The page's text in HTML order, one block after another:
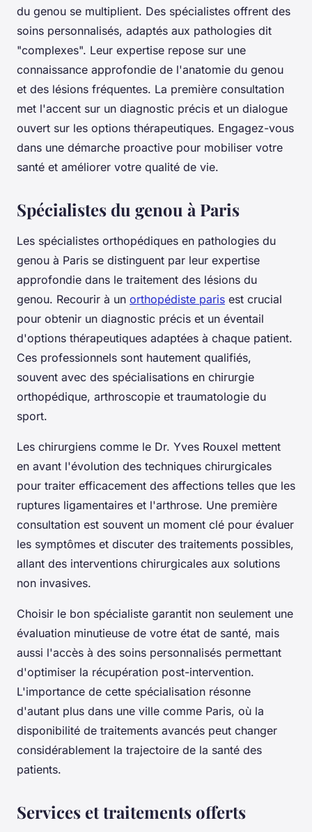
du genou se multiplient. Des spécialistes offrent des
soins personnalisés, adaptés aux pathologies dit
"complexes". Leur expertise repose sur une
connaissance approfondie de l'anatomie du genou
et des lésions fréquentes. La première consultation
met l'accent sur un diagnostic précis et un dialogue
ouvert sur les options thérapeutiques. Engagez-vous
dans une démarche proactive pour mobiliser votre
santé et améliorer votre qualité de vie.
Spécialistes du genou à Paris
Les spécialistes orthopédiques en pathologies du
genou à Paris se distinguent par leur expertise
approfondie dans le traitement des lésions du
genou. Recourir à un orthopédiste paris est crucial
pour obtenir un diagnostic précis et un éventail
d'options thérapeutiques adaptées à chaque patient.
Ces professionnels sont hautement qualifiés,
souvent avec des spécialisations en chirurgie
orthopédique, arthroscopie et traumatologie du
sport.
Les chirurgiens comme le Dr. Yves Rouxel mettent
en avant l'évolution des techniques chirurgicales
pour traiter efficacement des affections telles que les
ruptures ligamentaires et l'arthrose. Une première
consultation est souvent un moment clé pour évaluer
les symptômes et discuter des traitements possibles,
allant des interventions chirurgicales aux solutions
non invasives.
Choisir le bon spécialiste garantit non seulement une
évaluation minutieuse de votre état de santé, mais
aussi l'accès à des soins personnalisés permettant
d'optimiser la récupération post-intervention.
L'importance de cette spécialisation résonne
d'autant plus dans une ville comme Paris, où la
disponibilité de traitements avancés peut changer
considérablement la trajectoire de la santé des
patients.
Services et traitements offerts